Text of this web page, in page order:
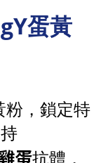
蛋黃
粉，鎖定特
蛋抗體，